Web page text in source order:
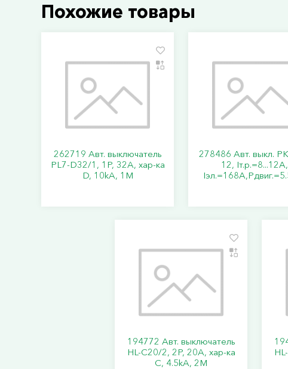
Похожие товары
262719 Авт. выключатель
PL7-D32/1, 1P, 32A, хар-ка
D, 10kA, 1M
278486 Авт. выкл.
12, Iт.р.=8...12А,
194772 Авт. выключатель
HL-C20/2, 2P, 20A, хар-ка
C, 4.5kA, 2M